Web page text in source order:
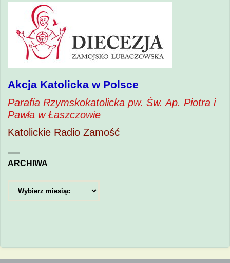
Akcja Katolicka w Polsce
Parafia Rzymskokatolicka pw. Św. Ap. Piotra i
Pawła w Łaszczowie
Katolickie Radio Zamość
ARCHIWA